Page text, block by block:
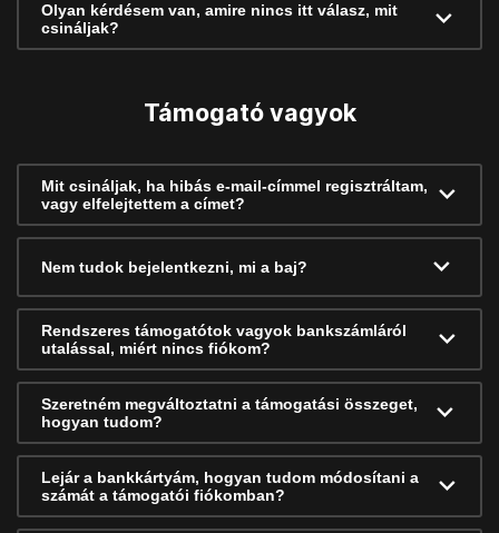
Olyan kérdésem van, amire nincs itt válasz, mit
csináljak?
Támogató vagyok
Mit csináljak, ha hibás e-mail-címmel regisztráltam,
vagy elfelejtettem a címet?
Nem tudok bejelentkezni, mi a baj?
Rendszeres támogatótok vagyok bankszámláról
utalással, miért nincs fiókom?
Szeretném megváltoztatni a támogatási összeget,
hogyan tudom?
Lejár a bankkártyám, hogyan tudom módosítani a
számát a támogatói fiókomban?